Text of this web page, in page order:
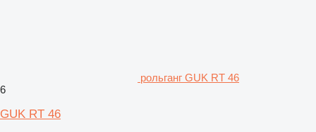
рольганг GUK RT 46
6
GUK RT 46